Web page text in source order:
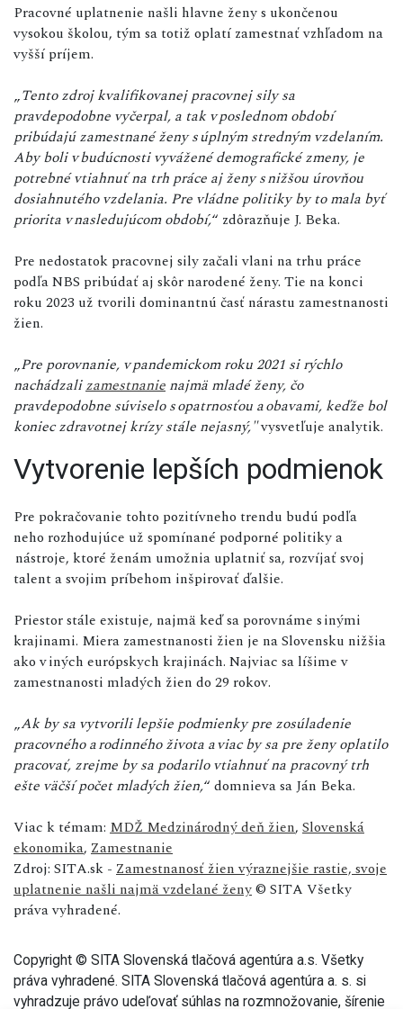
Pracovné uplatnenie našli hlavne ženy s ukončenou
vysokou školou, tým sa totiž oplatí zamestnať vzhľadom na
vyšší príjem.
„Tento zdroj kvalifikovanej pracovnej sily sa
pravdepodobne vyčerpal, a tak v poslednom období
pribúdajú zamestnané ženy s úplným stredným vzdelaním.
Aby boli v budúcnosti vyvážené demografické zmeny, je
potrebné vtiahnuť na trh práce aj ženy s nižšou úrovňou
dosiahnutého vzdelania. Pre vládne politiky by to mala byť
priorita v nasledujúcom období,“ zdôrazňuje J. Beka.
Pre nedostatok pracovnej sily začali vlani na trhu práce
podľa NBS pribúdať aj skôr narodené ženy. Tie na konci
roku 2023 už tvorili dominantnú časť nárastu zamestnanosti
žien.
„Pre porovnanie, v pandemickom roku 2021 si rýchlo
nachádzalizamestnanie najmä mladé ženy, čo
pravdepodobne súviselo s opatrnosťou a obavami, keďže bol
koniec zdravotnej krízy stále nejasný,"vysvetľuje analytik.
Vytvorenie lepších podmienok
Pre pokračovanie tohto pozitívneho trendu budú podľa
neho rozhodujúce už spomínané podporné politiky a
nástroje, ktoré ženám umožnia uplatniť sa, rozvíjať svoj
talent a svojim príbehom inšpirovať ďalšie.
Priestor stále existuje, najmä keď sa porovnáme s inými
krajinami. Miera zamestnanosti žien je na Slovensku nižšia
ako v iných európskych krajinách. Najviac sa líšime v
zamestnanosti mladých žien do 29 rokov.
„Ak by sa vytvorili lepšie podmienky pre zosúladenie
pracovného a rodinného života a viac by sa pre ženy oplatilo
pracovať, zrejme by sa podarilo vtiahnuť na pracovný trh
ešte väčší počet mladých žien,“ domnieva sa Ján Beka.
Viac k témam: MDŽ Medzinárodný deň žien, Slovenská
ekonomika, Zamestnanie
Zdroj: SITA.sk - Zamestnanosť žien výraznejšie rastie, svoje
uplatnenie našli najmä vzdelané ženy© SITA Všetky
práva vyhradené.
Copyright © SITA Slovenská tlačová agentúra a.s. Všetky
práva vyhradené. SITA Slovenská tlačová agentúra a. s. si
vyhradzuje právo udeľovať súhlas na rozmnožovanie, šírenie